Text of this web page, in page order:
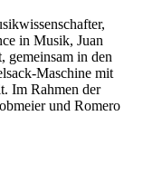
in Musik, Juan
gemeinsam in den
Maschine mit
Im Rahmen der
und Romero